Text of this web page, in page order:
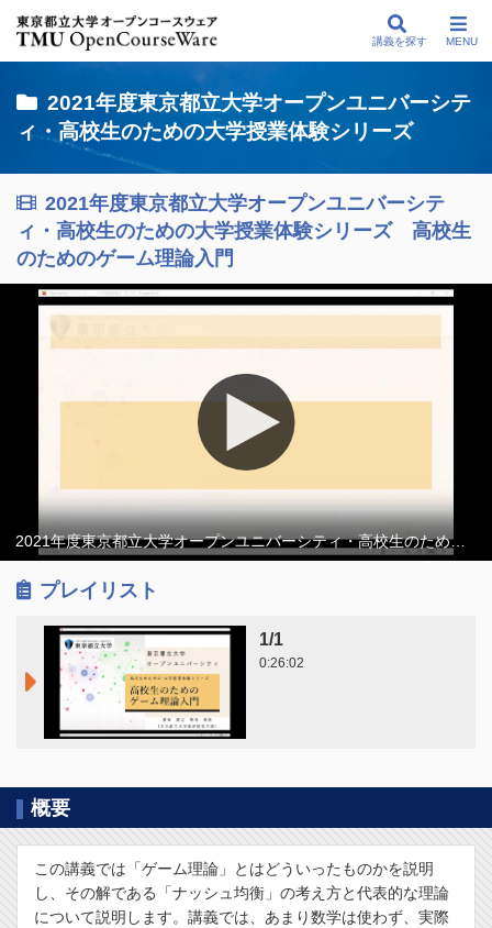
講義を探す MENU
2021年度東京都立大学オープンユニバーシテ
ィ・高校生のための大学授業体験シリーズ
2021年度東京都立大学オープンユニバーシテ
ィ・高校生のための大学授業体験シリーズ 高校生
のためのゲーム理論入門
プレイリスト
1/1
0:26:02
概要
この講義では「ゲーム理論」とはどういったものかを説明
し、その解である「ナッシュ均衡」の考え方と代表的な理論
について説明します。講義では、あまり数学は使わず、実際